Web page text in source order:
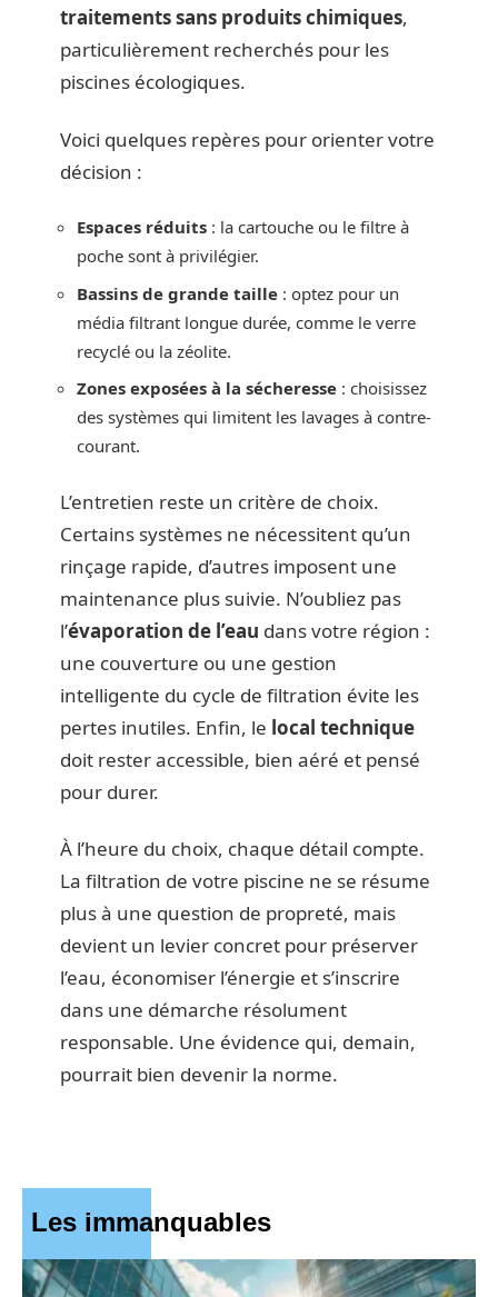
traitements sans produits chimiques,
particulièrement recherchés pour les
piscines écologiques.
Voici quelques repères pour orienter votre
décision :
Espaces réduits : la cartouche ou le filtre à
poche sont à privilégier.
Bassins de grande taille : optez pour un
média filtrant longue durée, comme le verre
recyclé ou la zéolite.
Zones exposées à la sécheresse : choisissez
des systèmes qui limitent les lavages à contre-
courant.
L’entretien reste un critère de choix.
Certains systèmes ne nécessitent qu’un
rinçage rapide, d’autres imposent une
maintenance plus suivie. N’oubliez pas
l’évaporation de l’eau dans votre région :
une couverture ou une gestion
intelligente du cycle de filtration évite les
pertes inutiles. Enfin, le local technique
doit rester accessible, bien aéré et pensé
pour durer.
À l’heure du choix, chaque détail compte.
La filtration de votre piscine ne se résume
plus à une question de propreté, mais
devient un levier concret pour préserver
l’eau, économiser l’énergie et s’inscrire
dans une démarche résolument
responsable. Une évidence qui, demain,
pourrait bien devenir la norme.
Les immanquables